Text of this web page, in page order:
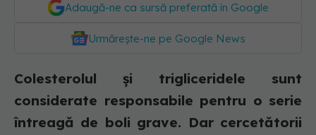
Adaugă-ne ca sursă preferată în Google
Urmărește-ne pe Google News
Colesterolul și trigliceridele sunt
considerate responsabile pentru o serie
întreagă de boli grave. Dar cercetătorii